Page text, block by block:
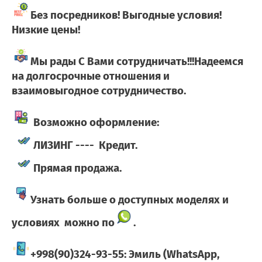
Без посредников! Выгодные условия!
Низкие цены!
Мы рады С Вами сотрудничать!!!Надеемся
на долгосрочные отношения и
взаимовыгодное сотрудничество.
Возможно оформление:
ЛИЗИНГ ---- Кредит.
Прямая продажа.
Узнать больше о доступных моделях и
условиях можно по
.
+998(90)324-93-55: Эмиль (WhatsApp,